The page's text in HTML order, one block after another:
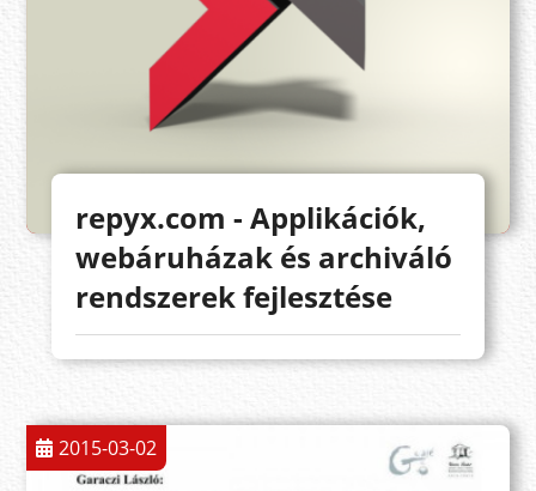
repyx.com - Applikációk,
webáruházak és archiváló
rendszerek fejlesztése
2015-03-02